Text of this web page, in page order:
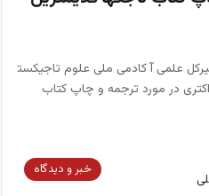
علمی آ کادمی ملی علوم تاجیکست
در مورد ترجمه و چاپ کتاب
خبر و دیدگاه